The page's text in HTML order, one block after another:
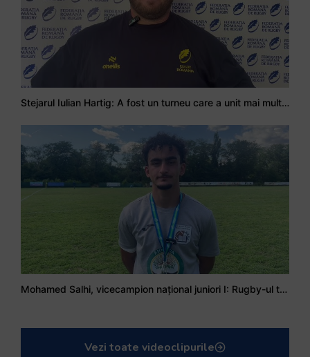
Stejarul Iulian Hartig: A fost un turneu care a unit mai mult echipa
Mohamed Salhi, vicecampion național juniori I: Rugby-ul te învață să accepți și înfrângerile
Vezi toate videoclipurile